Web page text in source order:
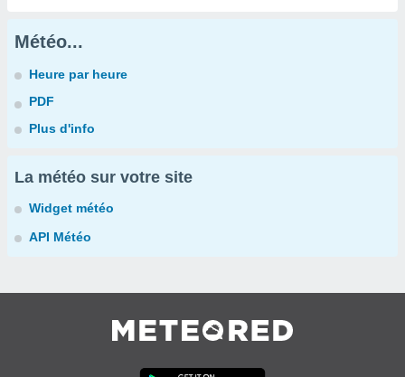
Météo...
Heure par heure
PDF
Plus d'info
La météo sur votre site
Widget météo
API Météo